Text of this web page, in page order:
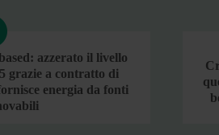
azzerato il livello
grazie a contratto di
energia da fonti